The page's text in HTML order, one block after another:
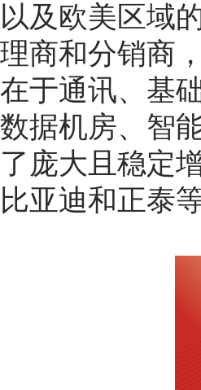
以及欧美区域
理商和分销商
在于通讯、基
数据机房、智
了庞大且稳定
比亚迪和正泰等